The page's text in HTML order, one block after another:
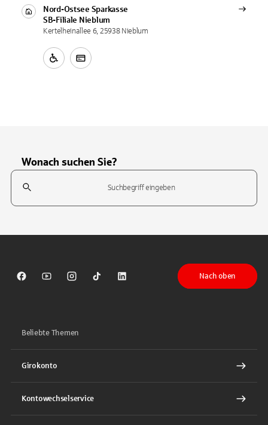
Nord-Ostsee Sparkasse
SB-Filiale Nieblum
Kertelheinallee 6, 25938 Nieblum
Wonach suchen Sie?
Suchfeld
Sparkasse auf Facebook
Sparkasse auf Youtube
Sparkasse auf Instagram
Sparkasse auf TikTok
Sparkasse auf LinkedIn
Nach oben
Beliebte Themen
Girokonto
Kontowechselservice